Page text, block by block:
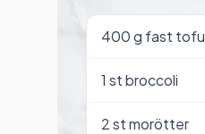
400g fast tofu
1 st broccoli
2st morötter